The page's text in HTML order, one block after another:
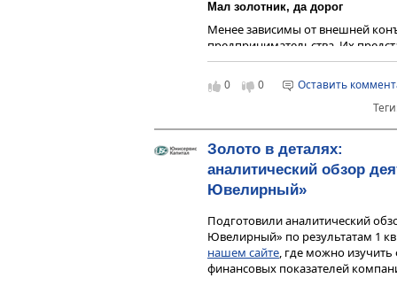
Мал золотник, да дорог
Менее зависимы от внешней
предпринимательства. Их
ряды эмитентов. Средний объем
эмитентов и эмиссий выросло в
масштабах рынка рост, и мы все
отрицательную динамику
компании третьего эшелона
1,5 млрд рублей, в то время
специальных выпусков и
«Внешэкономбанка») составил
0 0
Оставить
Золото в деталях:
аналитический обзор
Ювелирный»
Подготовили аналитический
Ювелирный» по результатам 1
нашем сайте, где можно
финансовых показателей